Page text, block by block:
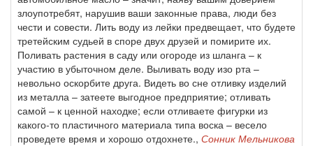
злоупотребят, нарушив ваши законные права, люди без
чести и совести. Лить воду из лейки предвещает, что будете
третейским судьей в споре двух друзей и помирите их.
Поливать растения в саду или огороде из шланга – к
участию в убыточном деле. Выливать воду изо рта –
невольно оскорбите друга. Видеть во сне отливку изделий
из металла – затеете выгодное предприятие; отливать
самой – к ценной находке; если отливаете фигурки из
какого-то пластичного материала типа воска – весело
проведете время и хорошо отдохнете., Сонник Мельникова